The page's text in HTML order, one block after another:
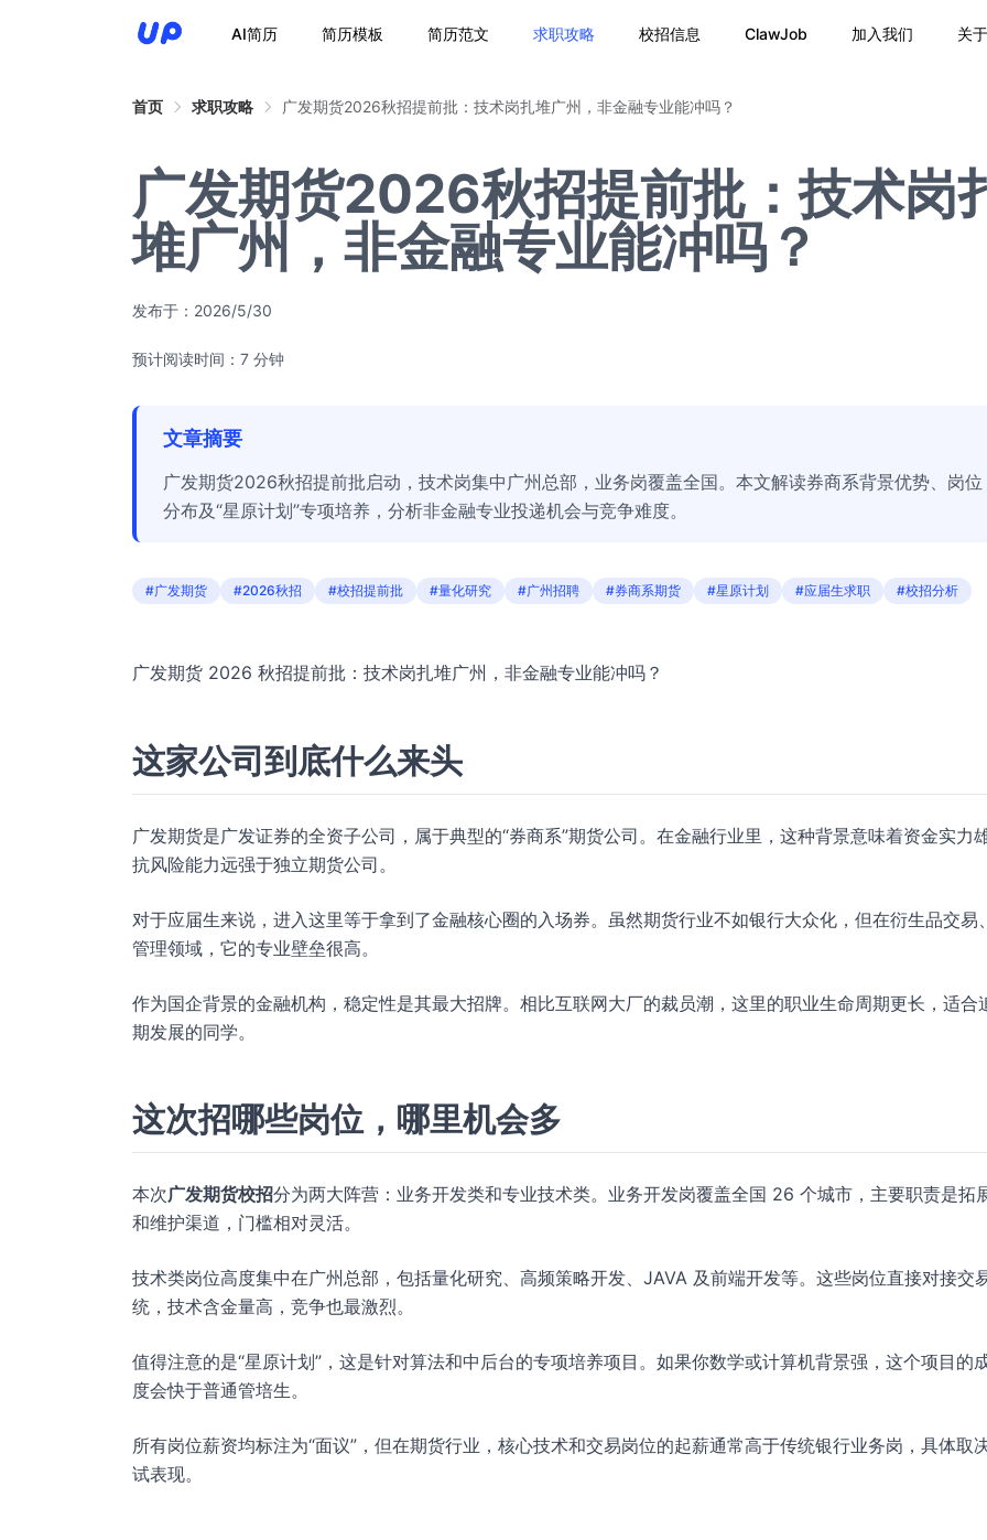
AI简历 简历模板 简历范文 求职攻略 校招信息 ClawJob 加入我们 关
首页 求职攻略 广发期货2026秋招提前批：技术岗扎堆广州，非金融专业能冲吗？
广发期货2026秋招提前批：技术岗
堆广州，非金融专业能冲吗？
发布于： 2026/5/30
预计阅读时间：7 分钟
文章摘要
广发期货2026秋招提前批启动，技术岗集中广州总部，业务岗覆盖全国。本文解读券商系背景优势、岗位
分布及“星原计划”专项培养，分析非金融专业投递机会与竞争难度。
#广发期货 #2026秋招 #校招提前批 #量化研究 #广州招聘 #券商系期货 #星原计划 #应届生求职 #校招分析
广发期货 2026 秋招提前批：技术岗扎堆广州，非金融专业能冲吗？
这家公司到底什么来头
广发期货是广发证券的全资子公司，属于典型的“券商系”期货公司。在金融行业里，这种背景意味着资金实力
抗风险能力远强于独立期货公司。
对于应届生来说，进入这里等于拿到了金融核心圈的入场券。虽然期货行业不如银行大众化，但在衍生品交易
管理领域，它的专业壁垒很高。
作为国企背景的金融机构，稳定性是其最大招牌。相比互联网大厂的裁员潮，这里的职业生命周期更长，适合
期发展的同学。
这次招哪些岗位，哪里机会多
本次广发期货校招分为两大阵营：业务开发类和专业技术类。业务开发岗覆盖全国 26 个城市，主要职责是拓
和维护渠道，门槛相对灵活。
技术类岗位高度集中在广州总部，包括量化研究、高频策略开发、JAVA 及前端开发等。这些岗位直接对接交
统，技术含金量高，竞争也最激烈。
值得注意的是“星原计划”，这是针对算法和中后台的专项培养项目。如果你数学或计算机背景强，这个项目的
度会快于普通管培生。
所有岗位薪资均标注为“面议”，但在期货行业，核心技术和交易岗位的起薪通常高于传统银行业务岗，具体取
试表现。